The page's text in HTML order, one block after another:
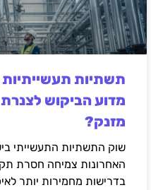
תשתיות
מדוע הביקוש
מזנק?
שוק התשתיות התעשייתי
האחרונות צמיחה חסרת
בדרישות מחמירות יותר